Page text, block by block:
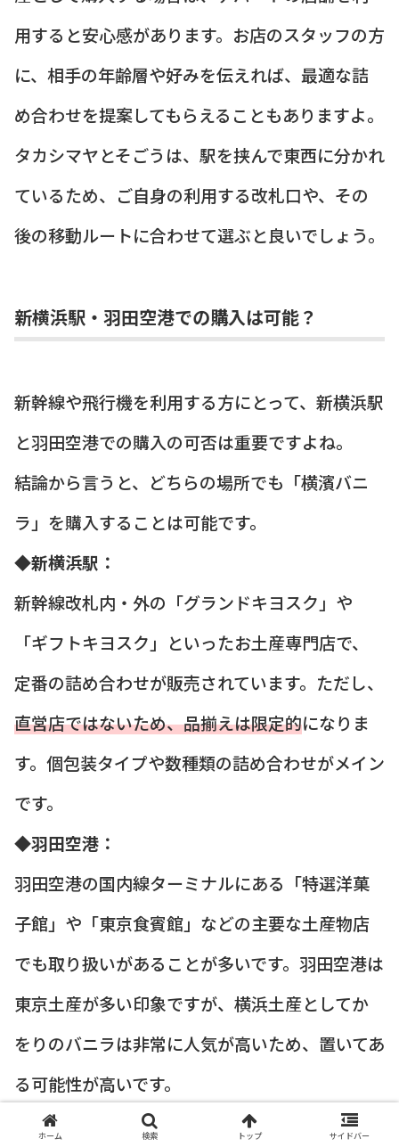
用すると安心感があります。お店のスタッフの方
に、相手の年齢層や好みを伝えれば、最適な詰
め合わせを提案してもらえることもありますよ。
タカシマヤとそごうは、駅を挟んで東西に分かれ
ているため、ご自身の利用する改札口や、その
後の移動ルートに合わせて選ぶと良いでしょう。
新横浜駅・羽田空港での購入は可能？
新幹線や飛行機を利用する方にとって、新横浜駅
と羽田空港での購入の可否は重要ですよね。
結論から言うと、どちらの場所でも「横濱バニ
ラ」を購入することは可能です。
◆新横浜駅：
新幹線改札内・外の「グランドキヨスク」や
「ギフトキヨスク」といったお土産専門店で、
定番の詰め合わせが販売されています。ただし、
直営店ではないため、品揃えは限定的になりま
す。個包装タイプや数種類の詰め合わせがメイン
です。
◆羽田空港：
羽田空港の国内線ターミナルにある「特選洋菓
子館」や「東京食賓館」などの主要な土産物店
でも取り扱いがあることが多いです。羽田空港は
東京土産が多い印象ですが、横浜土産としてか
をりのバニラは非常に人気が高いため、置いてあ
る可能性が高いです。
ただし、空港での在庫は流動的なので、確実に
ホーム 検索 トップ サイドバー